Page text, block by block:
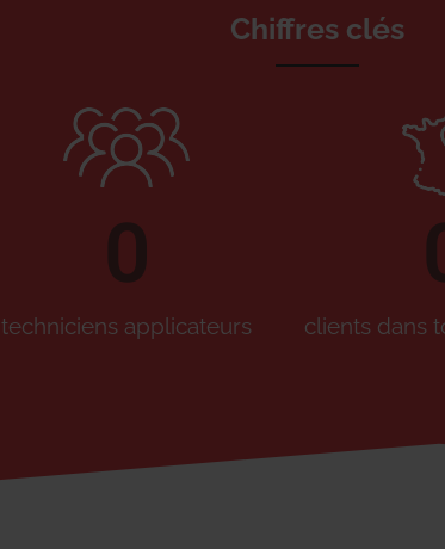
Chiffres clés
techniciens applicateurs
0
clients dans